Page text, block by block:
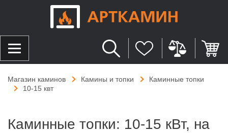
Магазин каминов Камины и топки
Каминные топки
10-15 квт
Каминные топки: 10-15 кВт, на